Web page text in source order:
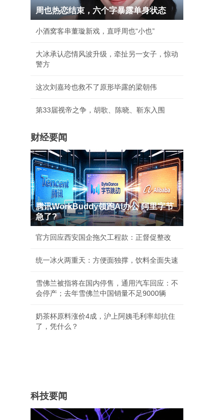
周也热恋结束，六个字暴露单身状态
小酒窝客串董璇新戏，直呼周也“小也”
大冰承认恋情风波升级，牵扯另一女子，惊动
警方
这次刘嘉玲也救不了原形毕露的梁朝伟
第33届视帝之争，胡歌、陈晓、靳东入围
财经要闻
腾讯WorkBuddy领跑AI办公 阿里字节
急了?
官方回应西安国企拖欠工程款：正督促整改
统一冰火两重天：方便面独撑，饮料全面失速
雪佛兰被指将在国内停售，通用汽车回应：不
会停产；去年雪佛兰中国销量不足9000辆
奶茶杯原料涨价4成，沪上阿姨毛利率却抗住
了，凭什么？
科技要闻